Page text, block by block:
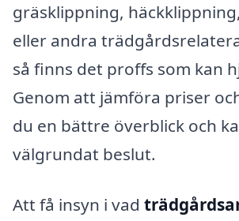
gräsklippning,
eller andra
så finns det proffs som kan
Genom att jämföra priser
du en bättre överblick och
välgrundat beslut.
Att få insyn i vad